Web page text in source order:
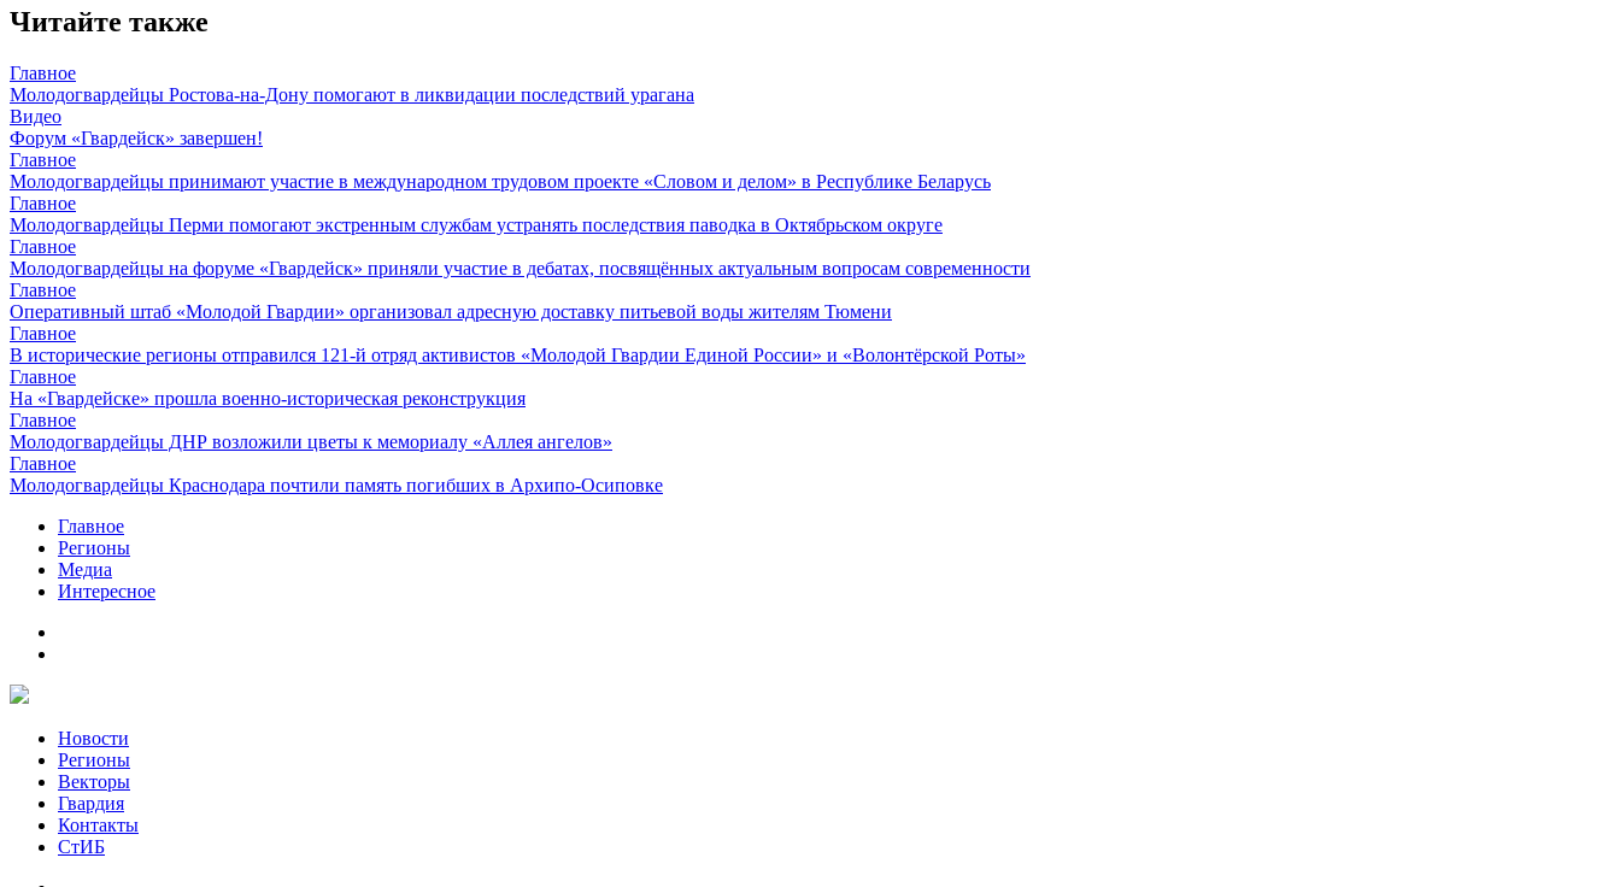
Читайте также
Главное
Молодогвардейцы Ростова-на-Дону помогают в ликвидации последствий урагана
Видео
Форум «Гвардейск» завершен!
Главное
Молодогвардейцы принимают участие в международном трудовом проекте «Словом и делом» в Республике Беларусь
Главное
Молодогвардейцы Перми помогают экстренным службам устранять последствия паводка в Октябрьском округе
Главное
Молодогвардейцы на форуме «Гвардейск» приняли участие в дебатах, посвящённых актуальным вопросам современности
Главное
Оперативный штаб «Молодой Гвардии» организовал адресную доставку питьевой воды жителям Тюмени
Главное
В исторические регионы отправился 121-й отряд активистов «Молодой Гвардии Единой России» и «Волонтёрской Роты»
Главное
На «Гвардейске» прошла военно-историческая реконструкция
Главное
Молодогвардейцы ДНР возложили цветы к мемориалу «Аллея ангелов»
Главное
Молодогвардейцы Краснодара почтили память погибших в Архипо-Осиповке
Главное
Регионы
Медиа
Интересное
Новости
Регионы
Векторы
Гвардия
Контакты
СтИБ